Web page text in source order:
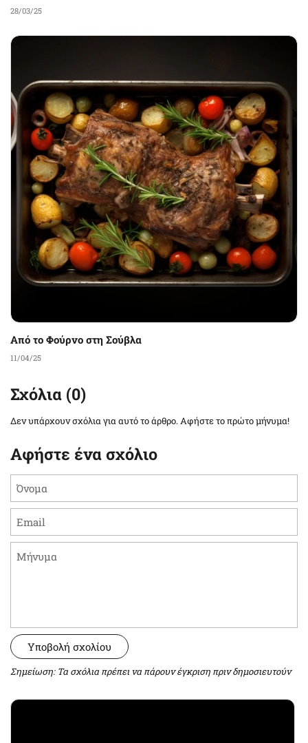
28/03/25
Από το Φούρνο στη Σούβλα
11/04/25
Σχόλια (0)
Δεν υπάρχουν σχόλια για αυτό το άρθρο. Αφήστε το πρώτο μήνυμα!
Αφήστε ένα σχόλιο
Υποβολή σχολίου
Σημείωση: Τα σχόλια πρέπει να πάρουν έγκριση πριν δημοσιευτούν